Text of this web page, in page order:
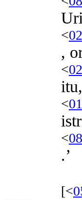
<
,
<
<
<
.’
[<